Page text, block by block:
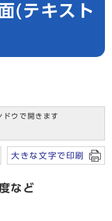
(テキスト
ドウで開きます
大きな文字で印刷
など